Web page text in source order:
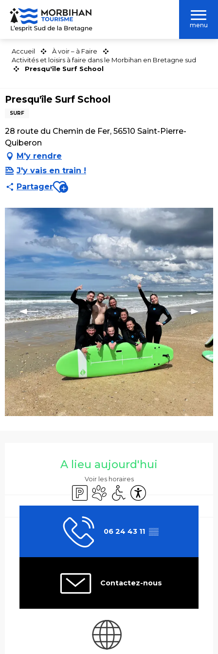
Aller
contenu
menu
Accueil
À voir – à Faire
Activités et loisirs à faire dans le Morbihan en Bretagne sud
Presqu'île Surf School
Presqu'île Surf School
SURF
28 route du Chemin de Fer, 56510 Saint-Pierre-
Quiberon
M'y rendre
J'y vais en train !
PartagerAjouter aux favoris
A lieu aujourd'hui
Voir les horaires
ParkingAnimaux acceptés
Accès handicapés
Accessibilité
06 24 43 11 ▒▒
Contactez-nous